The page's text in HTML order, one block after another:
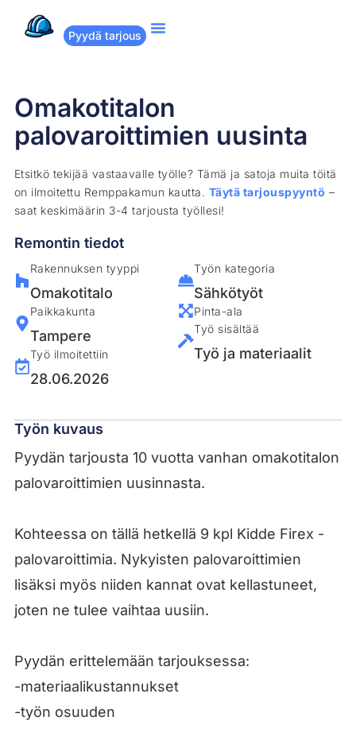
Pyydä tarjous
Omakotitalon
palovaroittimien uusinta
Etsitkö tekijää vastaavalle työlle? Tämä ja satoja muita töitä
on ilmoitettu Remppakamun kautta. Täytä tarjouspyyntö –
saat keskimäärin 3-4 tarjousta työllesi!
Remontin tiedot
Rakennuksen tyyppi
Omakotitalo
Paikkakunta
Tampere
Työ ilmoitettiin
28.06.2026
Työn kategoria
Sähkötyöt
Pinta-ala
Työ sisältää
Työ ja materiaalit
Työn kuvaus
Pyydän tarjousta 10 vuotta vanhan omakotitalon
palovaroittimien uusinnasta.
Kohteessa on tällä hetkellä 9 kpl Kidde Firex -
palovaroittimia. Nykyisten palovaroittimien
lisäksi myös niiden kannat ovat kellastuneet,
joten ne tulee vaihtaa uusiin.
Pyydän erittelemään tarjouksessa:
-materiaalikustannukset
-työn osuuden